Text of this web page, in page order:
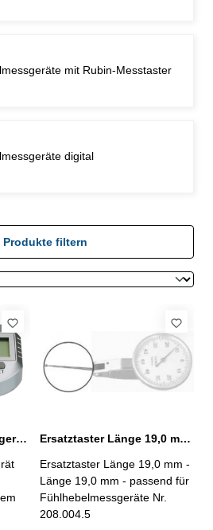
mit Rubin-Messtaster
digital
Produkte filtern
Digital-Fühlhebelmessgerät 0,5 x 0,001 mm mit HM-Messeinsatz
Ersatztaster Länge 19,0 mm für Fühlhebelmessgeräte
Ersatztaster Länge 19,0 mm -
Länge 19,0 mm - passend für
Fühlhebelmessgeräte Nr.
208.004.5